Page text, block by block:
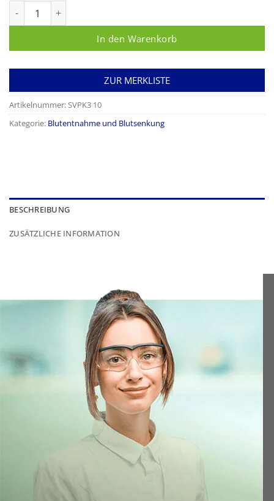
In den Warenkorb
ZUR MERKLISTE
Artikelnummer:SVPK3 10
Kategorie: Blutentnahme und Blutsenkung
BESCHREIBUNG
ZUSÄTZLICHE INFORMATION